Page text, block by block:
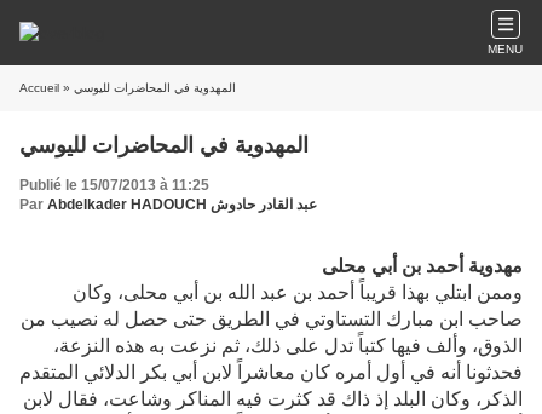
MENU
Accueil » المهدوية في المحاضرات لليوسي
المهدوية في المحاضرات لليوسي
Publié le 15/07/2013 à 11:25
Par
Abdelkader HADOUCH عبد القادر حادوش
مهدوية أحمد بن أبي محلى
وممن ابتلي بهذا قريباً أحمد بن عبد الله بن أبي محلى، وكان
صاحب ابن مبارك التستاوتي في الطريق حتى حصل له نصيب من
الذوق، وألف فيها كتباً تدل على ذلك، ثم نزعت به هذه النزعة،
فحدثونا أنه في أول أمره كان معاشراً لابن أبي بكر الدلائي المتقدم
الذكر، وكان البلد إذ ذاك قد كثرت فيه المناكر وشاعت، فقال لابن